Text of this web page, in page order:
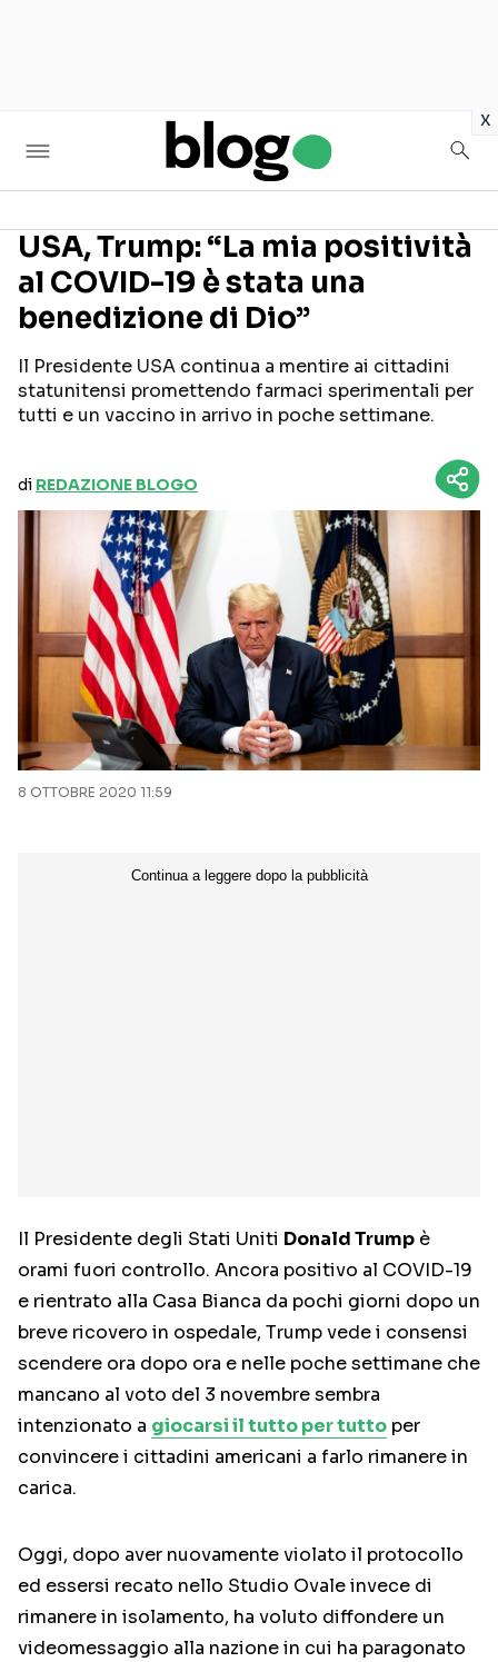
x
Seguici sui social
USA, Trump: “La mia positività
al COVID-19 è stata una
benedizione di Dio”
Il Presidente USA continua a mentire ai cittadini
statunitensi promettendo farmaci sperimentali per
tutti e un vaccino in arrivo in poche settimane.
di REDAZIONE BLOGO
8 OTTOBRE 2020 11:59
Il Presidente degli Stati Uniti Donald Trump è
orami fuori controllo. Ancora positivo al COVID-19
e rientrato alla Casa Bianca da pochi giorni dopo un
breve ricovero in ospedale, Trump vede i consensi
scendere ora dopo ora e nelle poche settimane che
mancano al voto del 3 novembre sembra
intenzionato a giocarsi il tutto per tutto per
convincere i cittadini americani a farlo rimanere in
carica.
Oggi, dopo aver nuovamente violato il protocollo
ed essersi recato nello Studio Ovale invece di
rimanere in isolamento, ha voluto diffondere un
videomessaggio alla nazione in cui ha paragonato